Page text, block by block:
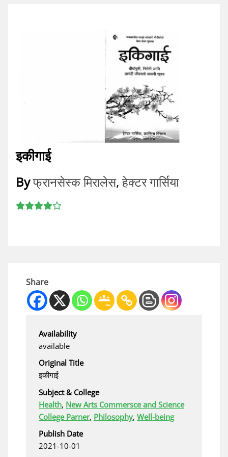
इकीगाई
Byफ्रानसेस्क मिरालेस,हेक्टर गार्सिया
Share
Availability
available
Original Title
इकीगाई
Subject & College
Health, New Arts Commersce and Science
College Parner, Philosophy, Well-being
Publish Date
2021-10-01